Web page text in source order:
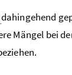
dahingehend
Mängel bei